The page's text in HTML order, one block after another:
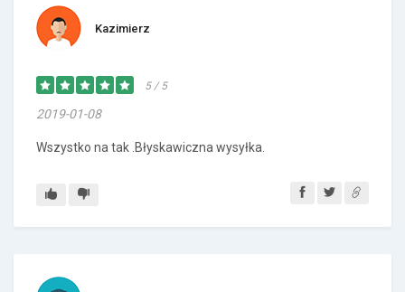
Kazimierz
5 / 5
2019-01-08
Wszystko na tak .Błyskawiczna wysyłka.